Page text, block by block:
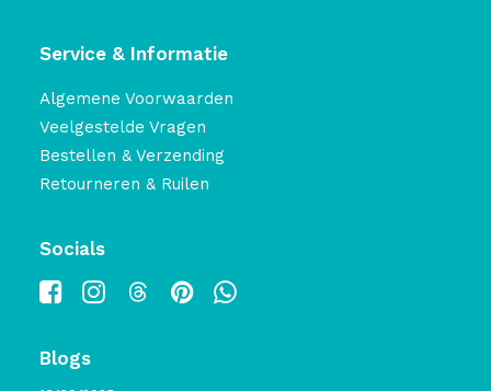
Service & Informatie
Algemene Voorwaarden
Veelgestelde Vragen
Bestellen & Verzending
Retourneren & Ruilen
Socials
Blogs